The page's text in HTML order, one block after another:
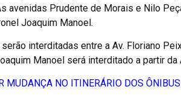
avenidas Prudente de Morais e Nilo
Joaquim Manoel.
interditadas entre a Av. Floriano
Manoel será interditado a partir da
MUDANÇA NO ITINERÁRIO DOS ÔNIBUS